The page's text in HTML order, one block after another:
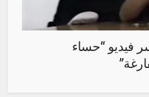
فيديو “حساء